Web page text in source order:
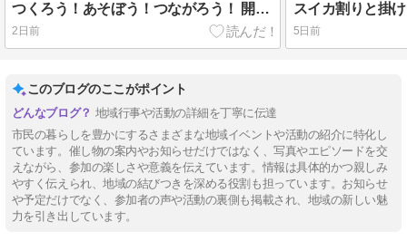
つくろう！あそぼう！つながろう！ 開催のお知らせ
2日前 5日前
このブログのここがポイント
地域行事や活動の詳細を丁寧に伝達
市民の暮らしを豊かにするさまざまな地域イベントや活動の紹介に特化し
ています。催し物の案内やお知らせだけではなく、写真やエピソードを交
えながら、参加の楽しさや意義を伝えています。情報は具体的かつ親しみ
やすく伝えられ、地域の結びつきを深める役割も担っています。お知らせ
や予定だけでなく、参加者の声や活動の裏側も掲載され、地域の新しい魅
力を引き出しています。